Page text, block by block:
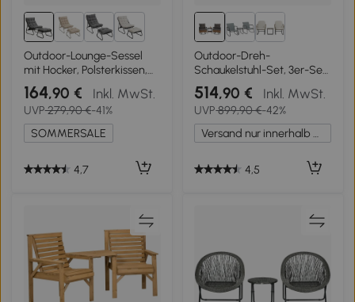
3+
Outdoor-Lounge-Sessel
mit Hocker, Polsterkissen,
Sling-Gewebe,
Stahlrahmen, Grau
164,90 € Inkl. MwSt.
UVP279,90 €-41%
SOMMERSALE
4,7
Outdoor-Dreh-
Schaukelstuhl-Set, 3er-Set
mit 1 Tisch und 2
Schaukelstühlen, 360°
Dreh- und
Schaukelfunktion,
Braun+Grau
514,90 € Inkl. MwSt.
UVP899,90 €-42%
Versand nur innerhalb Deutschlands
4,5